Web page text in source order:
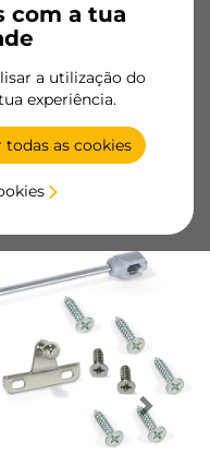
com a tua
a utilização do
experiência.
todas as cookies